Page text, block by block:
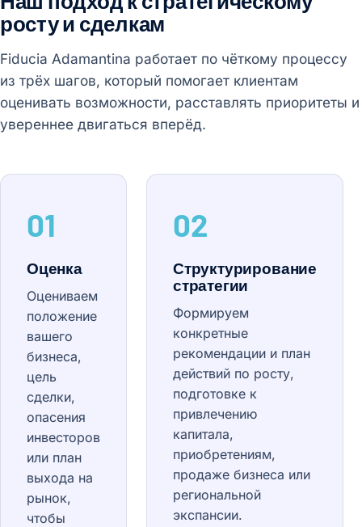
росту и сделкам
Fiducia Adamantina работает по чёткому процессу
из трёх шагов, который помогает клиентам
оценивать возможности, расставлять приоритеты и
увереннее двигаться вперёд.
01
Оценка
Оцениваем
положение
вашего
бизнеса,
цель
сделки,
опасения
инвесторов
или план
выхода на
рынок,
чтобы
02
Структурирование
стратегии
Формируем
конкретные
рекомендации и план
действий по росту,
подготовке к
привлечению
капитала,
приобретениям,
продаже бизнеса или
региональной
экспансии.